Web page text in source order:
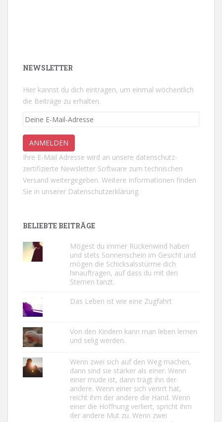
NEWSLETTER
Hier kannst du dich eintragen, um einmal wöchentlich
die Beiträge zu erhalten.
Ihre E-Mail Adresse wird an unsere datenschutz-
zertifizierte Newsletter Software zum technischen
Versand weitergegeben. Weitere Informationen finden
Sie in unserer Datenschutzerklärung.
BELIEBTE BEITRÄGE
Mögest du immer Rückenwind haben
und stets Sonnenschein im Gesicht und
mögen die Schicksalsstürme dich
hinauftragen, auf dass du mit den
Sternen tanzt.
Das Leben ist wie eine Zugfahrt
Von den Kindern kann man leben lernen
und selig werden.
Wenn zwei sich auf den Weg machen,
dann sind sie stärker als einer. Wenn
einer müde ist, dann trägt ihn der
andere. Wenn einer sich verirrt hat,
reicht ihm der andere die Hand. Wenn
einer die Hoffnung verliert, spricht ihm
der andere Mut zu. Wenn zwei